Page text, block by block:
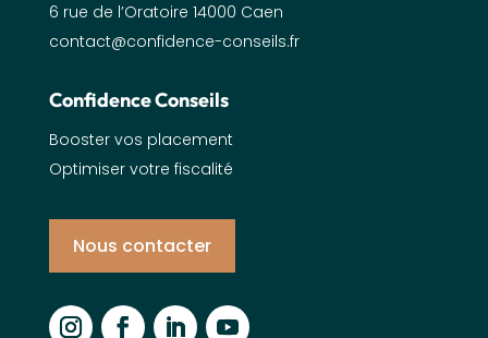
6 rue de l’Oratoire 14000 Caen
contact@confidence-conseils.fr
Confidence Conseils
Booster vos placement
Optimiser votre fiscalité
Nous contacter